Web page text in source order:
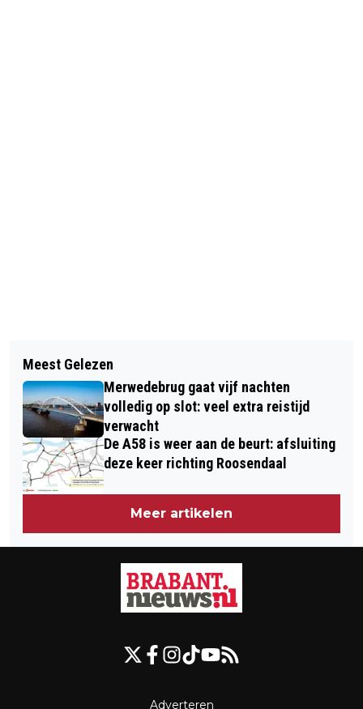
ZWOELE ZOMERSE AVOND VOOR DE
BUI LOSBARST, CODE GEEL VERLAAT
LUXE TAXIBUS BOTST ACHTEROP
AUTO BIJ AFRIT 42 HEUSDEN
Meest Gelezen
Merwedebrug gaat vijf nachten
volledig op slot: veel extra reistijd
verwacht
De A58 is weer aan de beurt: afsluiting
deze keer richting Roosendaal
Meer artikelen
Adverteren